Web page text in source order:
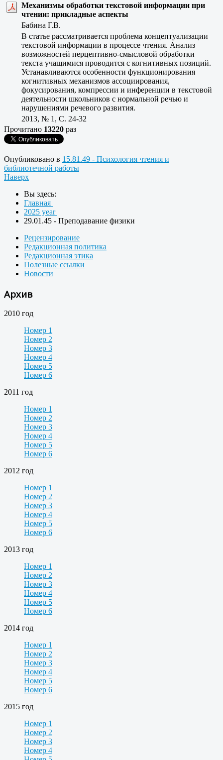
Механизмы обработки текстовой информации при
чтении: прикладные аспекты
Бабина Г.В.
В статье рассматривается проблема концептуализации
текстовой информации в процессе чтения. Анализ
возможностей перцептивно-смысловой обработки
текста учащимися проводится с когнитивных позиций.
Устанавливаются особенности функционирования
когнитивных механизмов ассоциирования,
фокусирования, компрессии и инференции в текстовой
деятельности школьников с нормальной речью и
нарушениями речевого развития.
2013, № 1, C. 24-32
Прочитано 13220 раз
Опубликовано в 15.81.49 - Психология чтения и
библиотечной работы
Наверх
Вы здесь:
Главная
2025 year
29.01.45 - Преподавание физики
Рецензирование
Редакционная политика
Редакционная этика
Полезные ссылки
Новости
Архив
2010 год
Номер 1
Номер 2
Номер 3
Номер 4
Номер 5
Номер 6
2011 год
Номер 1
Номер 2
Номер 3
Номер 4
Номер 5
Номер 6
2012 год
Номер 1
Номер 2
Номер 3
Номер 4
Номер 5
Номер 6
2013 год
Номер 1
Номер 2
Номер 3
Номер 4
Номер 5
Номер 6
2014 год
Номер 1
Номер 2
Номер 3
Номер 4
Номер 5
Номер 6
2015 год
Номер 1
Номер 2
Номер 3
Номер 4